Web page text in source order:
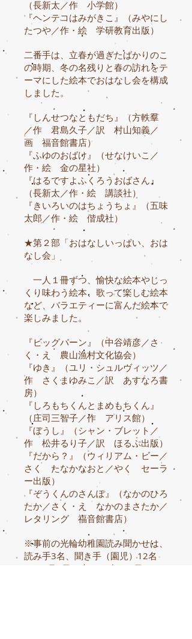
（長新太／作 小学館）
『ヘンテコはみがきこ』（みやにし
たつや／作・絵 学研教育出版）
二番手は、立春が過ぎたばかりのこ
の時期、冬の名残りと春の訪れをテ
ーマにした絵本でおはなし会を構成
しました。
『しんせつなともだち』（方軼羣
／作 君島久子／訳 村山知義／
画 福音館書店）
『ふゆのおばけ』（せなけいこ／
作・絵 金の星社）
『はるですよふくろうおばさん』
（長新太／作・絵 講談社）
『きいろいのはちょうちょ』（五味
太郎／作・絵 偕成社）
★第２部「おはなしいっぱい、おは
なし会」
一人１冊ずつ、愉快な絵本やじっ
くり味わう絵本、歌って楽しむ絵本
など、バラエティーに富んだ絵本で
楽しみました。
『ビッグパーン』（中谷靖彦／さ
く・え 農山漁村文化協会）
『ゆき』（ユリ・シュルヴィッツ／
作 さくまゆみこ／訳 あすなろ書
房）
『しろもちくんとまめもちくん』
（庄司三智子／作 アリス館）
『ぼうし』（シャン・ブレット／
作 松井るり子／訳 ほるぷ出版）
『だから？』（ウィリアム・ビー／
さく たなかなおと／やく セーラ
ー出版）
『ぞうくんのさんぽ』（なかのひろ
たか／さく・え なかのまさたか／
レタリング 福音館書店）
※事前の光輪幼稚園読み聞かせは、
読み手3名、聞き手（園児）12名
で、2月4日（木）の晴れた日に